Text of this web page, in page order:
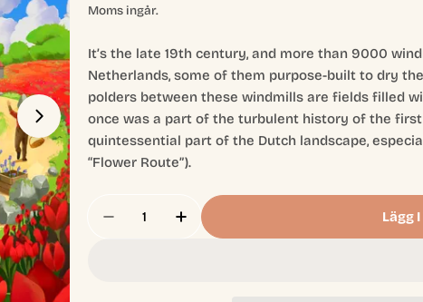
pris
Moms ingår.
It’s the late 19th century, and more than 9000
Netherlands, some of them purpose-built to dry
polders between these windmills are fields filled
once was a part of the turbulent history of the
quintessential part of the Dutch landscape,
“Flower Route”).
Minska Antal För Windmill Valley
Öka Antal För Windmill Valley
Lägg